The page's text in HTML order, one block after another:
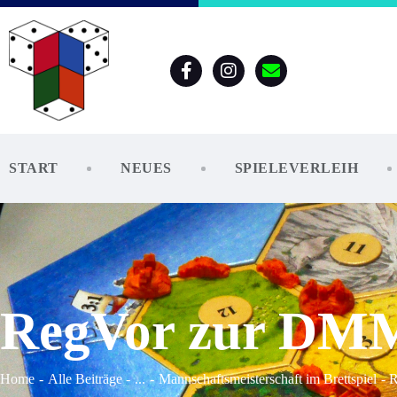
START NEUES SPIELEVERLEIH
RegVor zur
Home Alle Beiträge ... Mannschaftsmeisterschaft im Brettspiel